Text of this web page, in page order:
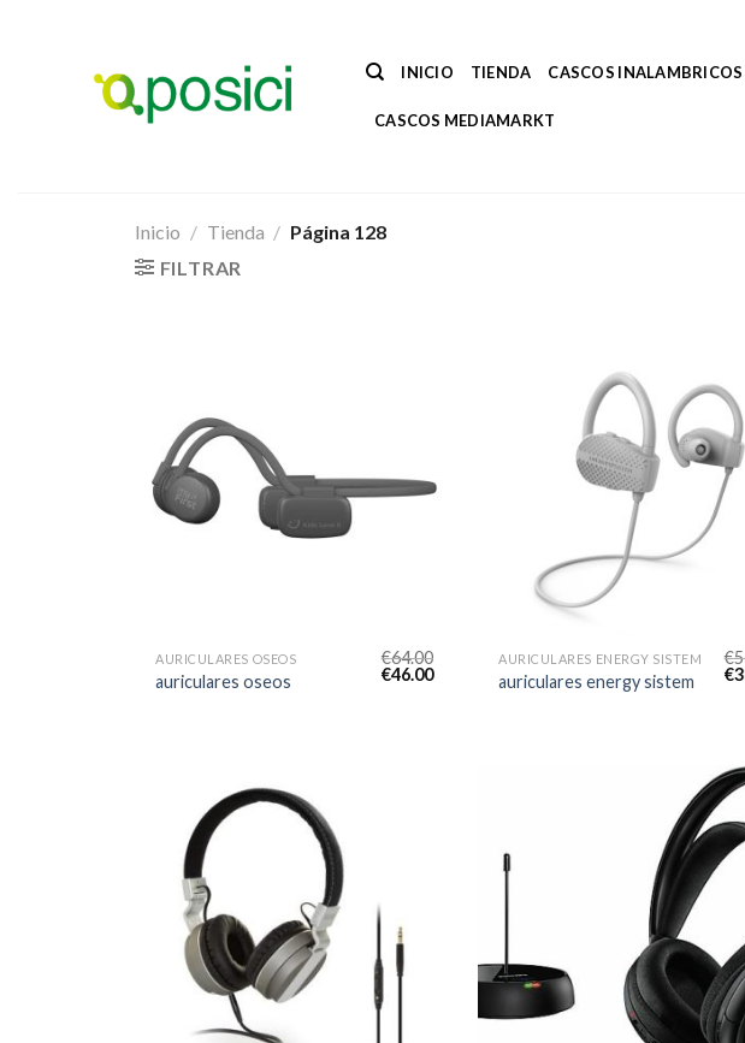
INICIO TIENDA CASCOS
CASCOS MEDIAMARKT
Inicio / Tienda / Página 128
FILTRAR
AURICULARES OSEOS
auriculares oseos
€64.00
€46.00
AURICULARES ENERGY SISTEM
auriculares energy sistem
€
€